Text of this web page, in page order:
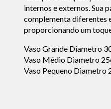
internos e externos. Sua
complementa diferentes
proporcionando um
Vaso Grande Diametro
Vaso Médio Diametro
Vaso Pequeno Diametro